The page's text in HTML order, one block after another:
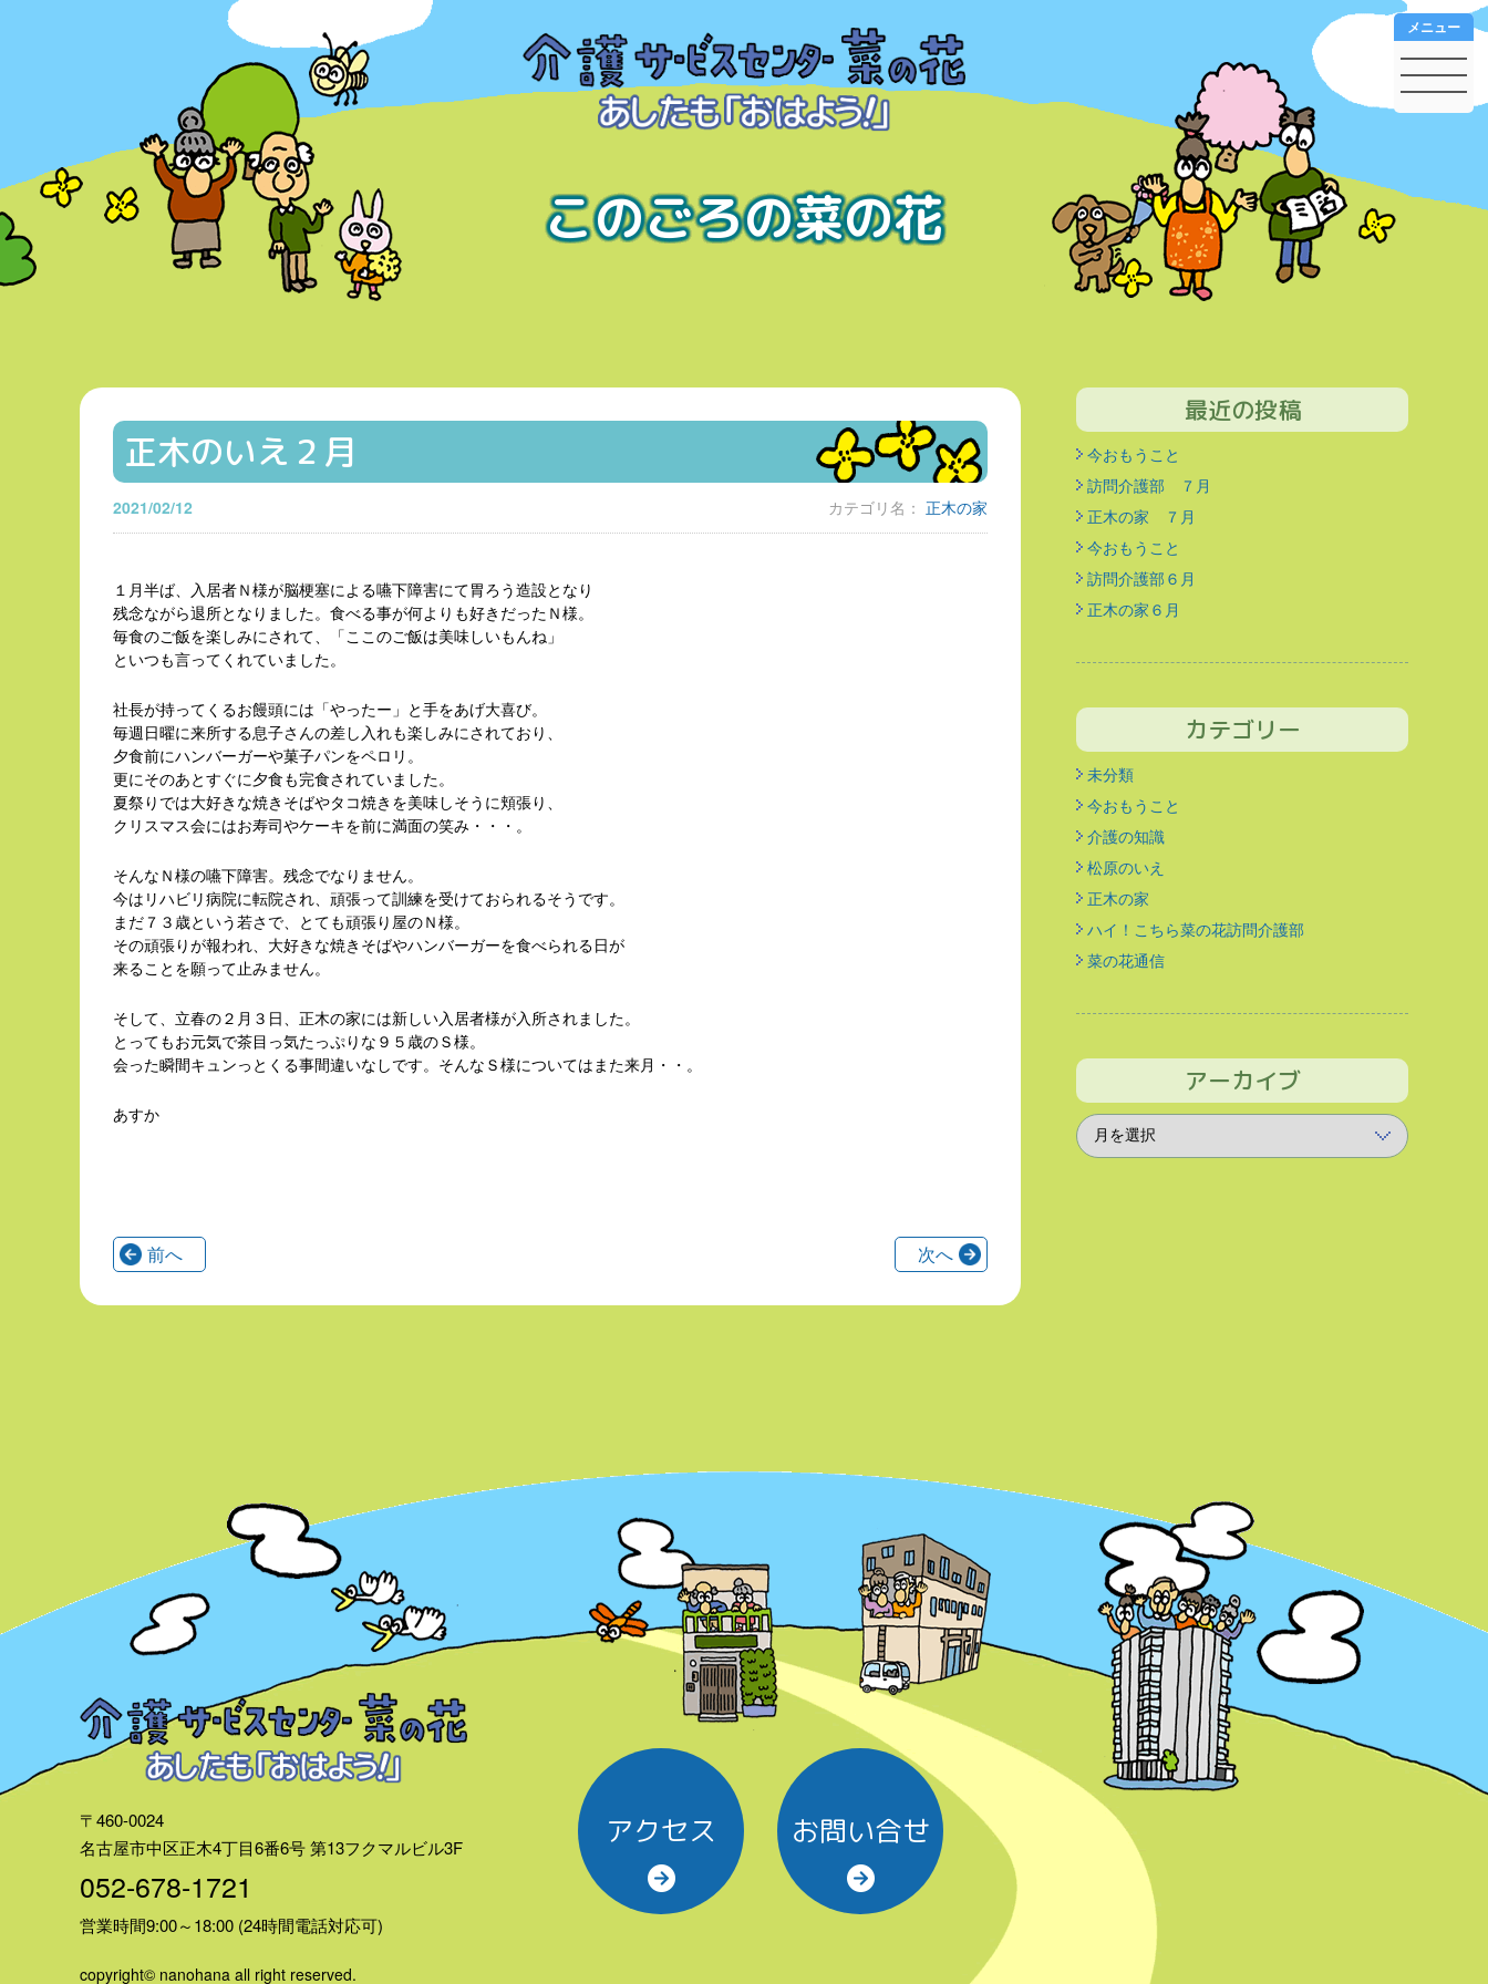
このごろの菜の花
メニュー
正木のいえ２月
2021/02/12 カテゴリ名： 正木の家
１月半ば、入居者Ｎ様が脳梗塞による嚥下障害にて胃ろう造設となり
残念ながら退所となりました。食べる事が何よりも好きだったＮ様。
毎食のご飯を楽しみにされて、「ここのご飯は美味しいもんね」
といつも言ってくれていました。
社長が持ってくるお饅頭には「やったー」と手をあげ大喜び。
毎週日曜に来所する息子さんの差し入れも楽しみにされており、
夕食前にハンバーガーや菓子パンをペロリ。
更にそのあとすぐに夕食も完食されていました。
夏祭りでは大好きな焼きそばやタコ焼きを美味しそうに頬張り、
クリスマス会にはお寿司やケーキを前に満面の笑み・・・。
そんなＮ様の嚥下障害。残念でなりません。
今はリハビリ病院に転院され、頑張って訓練を受けておられるそうです。
まだ７３歳という若さで、とても頑張り屋のＮ様。
その頑張りが報われ、大好きな焼きそばやハンバーガーを食べられる日が
来ることを願って止みません。
そして、立春の２月３日、正木の家には新しい入居者様が入所されました。
とってもお元気で茶目っ気たっぷりな９５歳のＳ様。
会った瞬間キュンっとくる事間違いなしです。そんなＳ様についてはまた来月・・。
あすか
前へ 次へ
最近の投稿
今おもうこと
訪問介護部 ７月
正木の家 ７月
今おもうこと
訪問介護部６月
正木の家６月
カテゴリー
未分類
今おもうこと
介護の知識
松原のいえ
正木の家
ハイ！こちら菜の花訪問介護部
菜の花通信
アーカイブ
〒460-0024
名古屋市中区正木4丁目6番6号第13フクマルビル3F
052-678-1721
営業時間9:00～18:00 (24時間電話対応可)
アクセス お問い合せ
copyright© nanohana all right reserved.